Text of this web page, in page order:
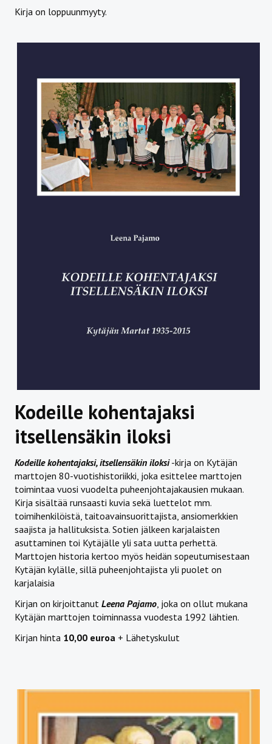
Kirja on loppuunmyyty.
Kodeille kohentajaksi
itsellensäkin iloksi
Kodeille kohentajaksi, itsellensäkin iloksi-kirja on Kytäjän
marttojen 80-vuotishistoriikki, joka esittelee marttojen
toimintaa vuosi vuodelta puheenjohtajakausien mukaan.
Kirja sisältää runsaasti kuvia sekä luettelot mm.
toimihenkilöistä, taitoavainsuorittajista, ansiomerkkien
saajista ja hallituksista. Sotien jälkeen karjalaisten
asuttaminen toi Kytäjälle yli sata uutta perhettä.
Marttojen historia kertoo myös heidän sopeutumisestaan
Kytäjän kylälle, sillä puheenjohtajista yli puolet on
karjalaisia
Kirjan on kirjoittanut Leena Pajamo, joka on ollut mukana
Kytäjän marttojen toiminnassa vuodesta 1992 lähtien.
Kirjan hinta 10,00 euroa + Lähetyskulut